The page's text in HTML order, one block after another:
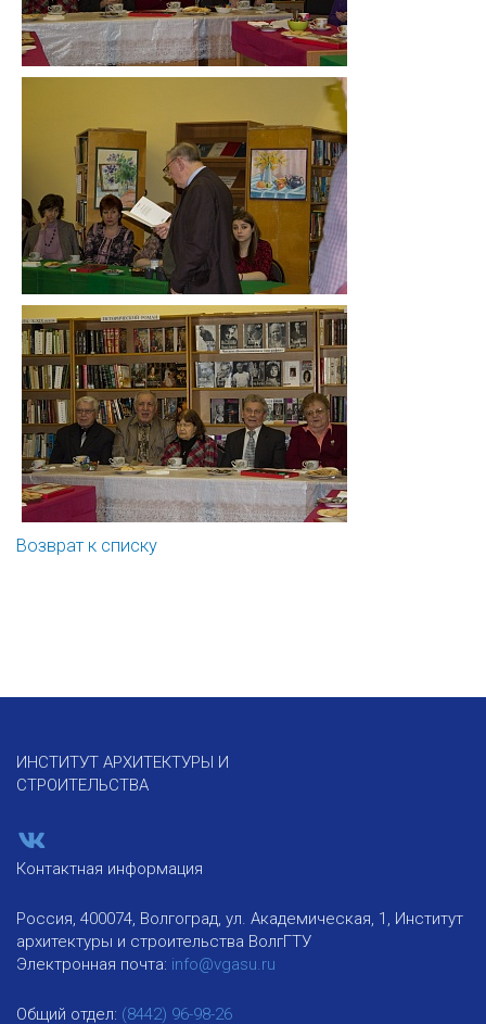
Возврат к списку
ИНСТИТУТ АРХИТЕКТУРЫ И
СТРОИТЕЛЬСТВА
Контактная информация
Россия, 400074, Волгоград, ул. Академическая, 1, Институт
архитектуры и строительства ВолгГТУ
Электронная почта: info@vgasu.ru
Общий отдел: (8442) 96-98-26